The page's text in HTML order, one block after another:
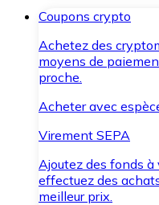
Coupons crypto
Achetez des
moyens de
proche.
Acheter avec
Virement SEPA
Ajoutez des fonds
effectuez des
meilleur prix.